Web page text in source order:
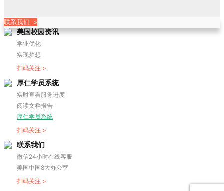
联系我们 »
美国校园资讯
学业优化
实现梦想
扫码关注 >
厚仁学员系统
实时查看服务进度
阅读文档报告
厚仁学员系统
扫码关注 >
联系我们
微信24小时在线客服
美国中国8大办公室
扫码关注 >